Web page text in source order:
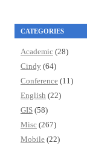
CATEGORIES
Academic (28)
Cindy (64)
Conference (11)
English (22)
GIS (58)
Misc (267)
Mobile (22)